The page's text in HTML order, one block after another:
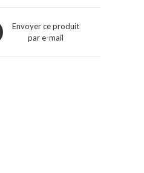
Envoyer ce produit
par e-mail